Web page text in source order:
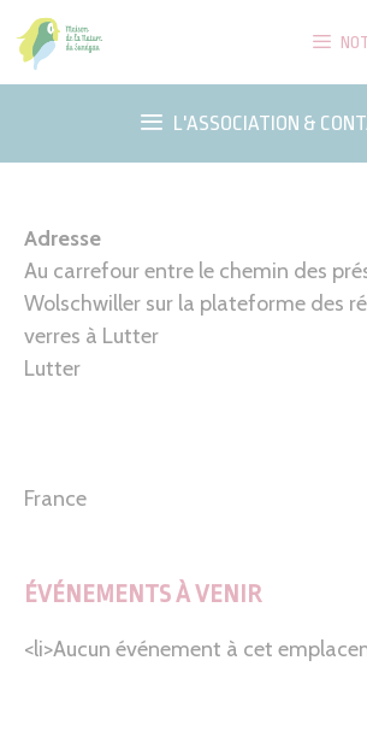
Aller
au
contenu
L'ASSOCIATION &
Adresse
Au carrefour entre le chemin des
Wolschwiller sur la plateforme des
verres à Lutter
Lutter
France
ÉVÉNEMENTS À VENIR
<li>Aucun événement à cet